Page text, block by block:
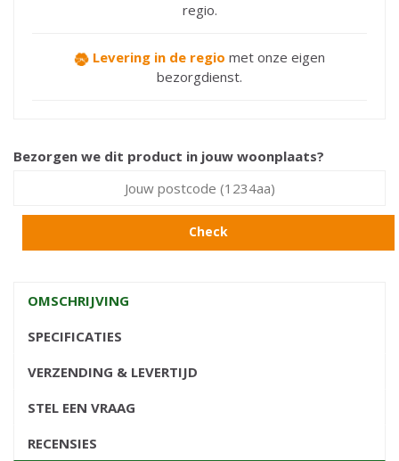
regio.
Levering in de regio met onze eigen
bezorgdienst.
Bezorgen we dit product in jouw woonplaats?
Check
OMSCHRIJVING
SPECIFICATIES
VERZENDING & LEVERTIJD
STEL EEN VRAAG
RECENSIES